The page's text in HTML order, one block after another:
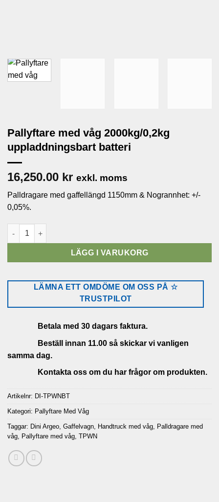
Pallyftare med våg 2000kg/0,2kg
uppladdningsbart batteri
16,250.00 kr exkl. moms
Palldragare med gaffellängd 1150mm & Nogrannhet: +/-
0,05%.
Pallyftare med våg 2000kg/0,2kg uppladdningsbart batteri
LÄGG I VARUKORG
LÄMNA ETT OMDÖME OM OSS PÅ ☆
TRUSTPILOT
Betala med 30 dagars faktura.
Beställ innan 11.00 så skickar vi vanligen
samma dag.
Kontakta oss om du har frågor om produkten.
Artikelnr: DI-TPWNBT
Kategori: Pallyftare Med Våg
Taggar: Dini Argeo, Gaffelvagn, Handtruck med våg, Palldragare med
våg, Pallyftare med våg, TPWN